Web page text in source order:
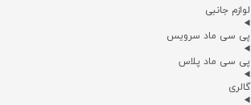
لوازم جانبی
پی سی ماد سرویس
پی سی ماد پلاس
گالری